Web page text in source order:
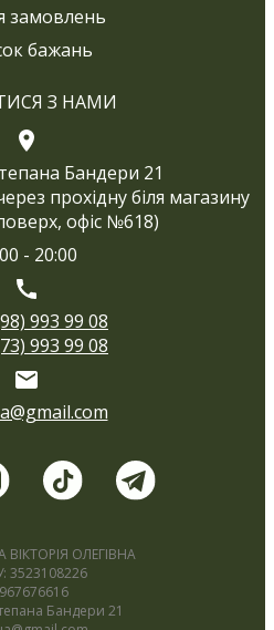
замовлень
бажань
З НАМИ
Бандери 21
прохідну біля магазину
офіс №618)
- 20:00
993 99 08
993 99 08
ОЛЕГІВНА
3523108226
Бандери 21